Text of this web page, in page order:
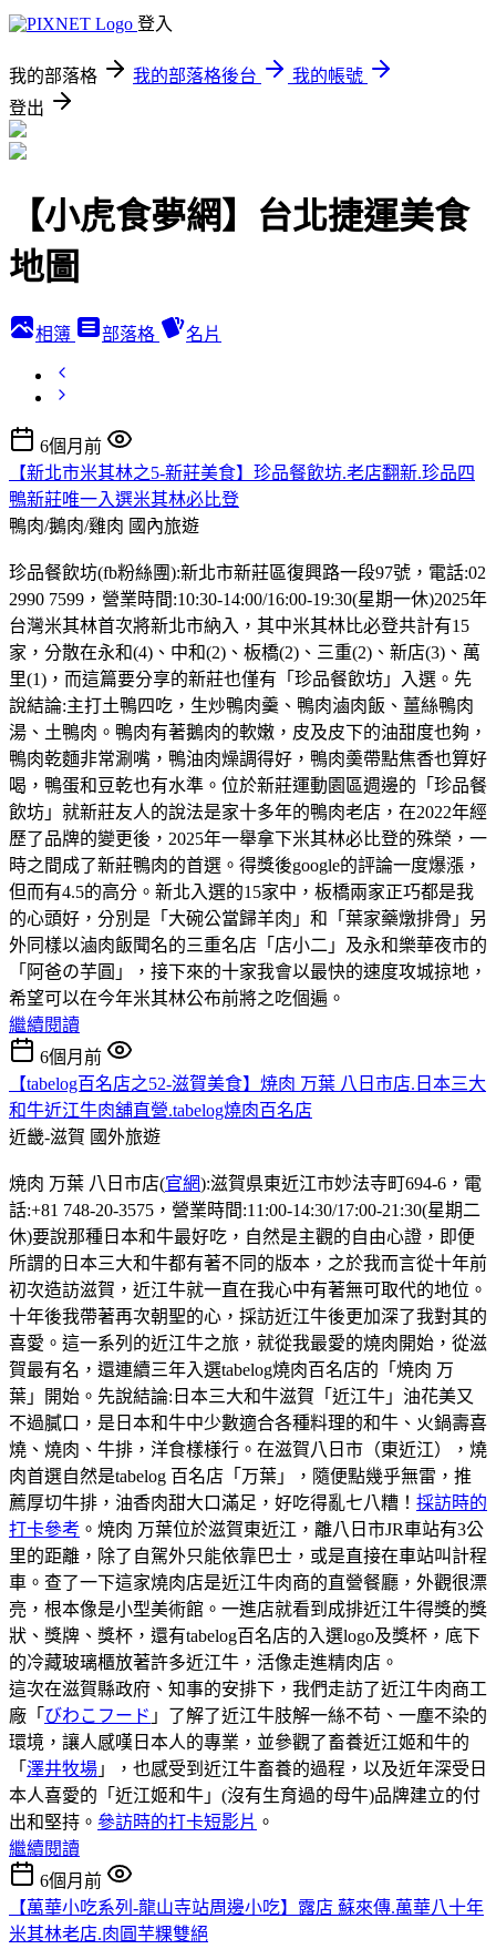
登入
我的部落格 我的部落格後台
我的帳號
登出
【小虎食夢網】台北捷運美食
地圖
相簿 部落格 名片
6個月前
【新北市米其林之5-新莊美食】珍品餐飲坊.老店翻新.珍品四
鴨新莊唯一入選米其林必比登
鴨肉/鵝肉/雞肉 國內旅遊
珍品餐飲坊(fb粉絲團):新北市新莊區復興路一段97號，電話:02
2990 7599，營業時間:10:30-14:00/16:00-19:30(星期一休)2025年
台灣米其林首次將新北市納入，其中米其林比必登共計有15
家，分散在永和(4)、中和(2)、板橋(2)、三重(2)、新店(3)、萬
里(1)，而這篇要分享的新莊也僅有「珍品餐飲坊」入選。先
說結論:主打土鴨四吃，生炒鴨肉羹、鴨肉滷肉飯、薑絲鴨肉
湯、土鴨肉。鴨肉有著鵝肉的軟嫩，皮及皮下的油甜度也夠，
鴨肉乾麵非常涮嘴，鴨油肉燥調得好，鴨肉羮帶點焦香也算好
喝，鴨蛋和豆乾也有水準。位於新莊運動園區週邊的「珍品餐
飲坊」就新莊友人的說法是家十多年的鴨肉老店，在2022年經
歷了品牌的變更後，2025年一舉拿下米其林必比登的殊榮，一
時之間成了新莊鴨肉的首選。得獎後google的評論一度爆漲，
但而有4.5的高分。新北入選的15家中，板橋兩家正巧都是我
的心頭好，分別是「大碗公當歸羊肉」和「葉家藥燉排骨」另
外同樣以滷肉飯聞名的三重名店「店小二」及永和樂華夜市的
「阿爸の芋圓」，接下來的十家我會以最快的速度攻城掠地，
希望可以在今年米其林公布前將之吃個遍。
繼續閱讀
6個月前
【tabelog百名店之52-滋賀美食】焼肉 万葉 八日市店.日本三大
和牛近江牛肉舖直營.tabelog燒肉百名店
近畿-滋賀 國外旅遊
焼肉 万葉 八日市店(官網):滋賀県東近江市妙法寺町694-6，電
話:+81 748-20-3575，營業時間:11:00-14:30/17:00-21:30(星期二
休)要說那種日本和牛最好吃，自然是主觀的自由心證，即便
所謂的日本三大和牛都有著不同的版本，之於我而言從十年前
初次造訪滋賀，近江牛就一直在我心中有著無可取代的地位。
十年後我帶著再次朝聖的心，採訪近江牛後更加深了我對其的
喜愛。這一系列的近江牛之旅，就從我最愛的燒肉開始，從滋
賀最有名，還連續三年入選tabelog燒肉百名店的「焼肉 万
葉」開始。先說結論:日本三大和牛滋賀「近江牛」油花美又
不過膩口，是日本和牛中少數適合各種料理的和牛、火鍋壽喜
燒、燒肉、牛排，洋食樣様行。在滋賀八日市（東近江），燒
肉首選自然是tabelog 百名店「万葉」，隨便點幾乎無雷，推
薦厚切牛排，油香肉甜大口滿足，好吃得亂七八糟！ 採訪時的
打卡參考 。焼肉 万葉位於滋賀東近江，離八日市JR車站有3公
里的距離，除了自駕外只能依靠巴士，或是直接在車站叫計程
車。查了一下這家燒肉店是近江牛肉商的直營餐廳，外觀很漂
亮，根本像是小型美術館。一進店就看到成排近江牛得獎的獎
狀、獎牌、獎杯，還有tabelog百名店的入選logo及獎杯，底下
的冷藏玻璃櫃放著許多近江牛，活像走進精肉店。
這次在滋賀縣政府、知事的安排下，我們走訪了近江牛肉商工
廠「 びわこフード 」了解了近江牛肢解一絲不苟、一塵不染的
環境，讓人感嘆日本人的專業，並參觀了畜養近江姬和牛的
「 澤井牧場 」，也感受到近江牛畜養的過程，以及近年深受日
本人喜愛的「近江姬和牛」(沒有生育過的母牛)品牌建立的付
出和堅持。 參訪時的打卡短影片 。
繼續閱讀
6個月前
【萬華小吃系列-龍山寺站周邊小吃】露店 蘇來傳.萬華八十年
米其林老店.肉圓芋粿雙絕